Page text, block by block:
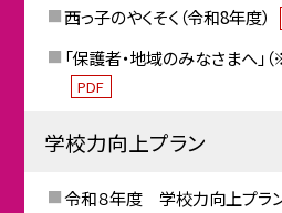
西っ子のやくそく（令和8年度）
「保護者・地域のみなさまへ」
PDF
学校力向上プラン
令和８年度 学校力向上プラン